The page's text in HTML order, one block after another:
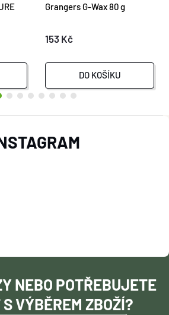
Grangers G-Wax 80 g
153 Kč
DO KOŠÍKU
NEBO POTŘEBUJETE
VÝBĚREM ZBOŽÍ?